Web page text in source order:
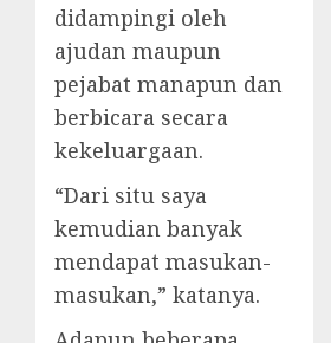
didampingi oleh
ajudan maupun
pejabat manapun dan
berbicara secara
kekeluargaan.
“Dari situ saya
kemudian banyak
mendapat masukan-
masukan,” katanya.